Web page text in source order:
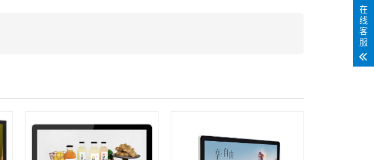
在
线
客
服